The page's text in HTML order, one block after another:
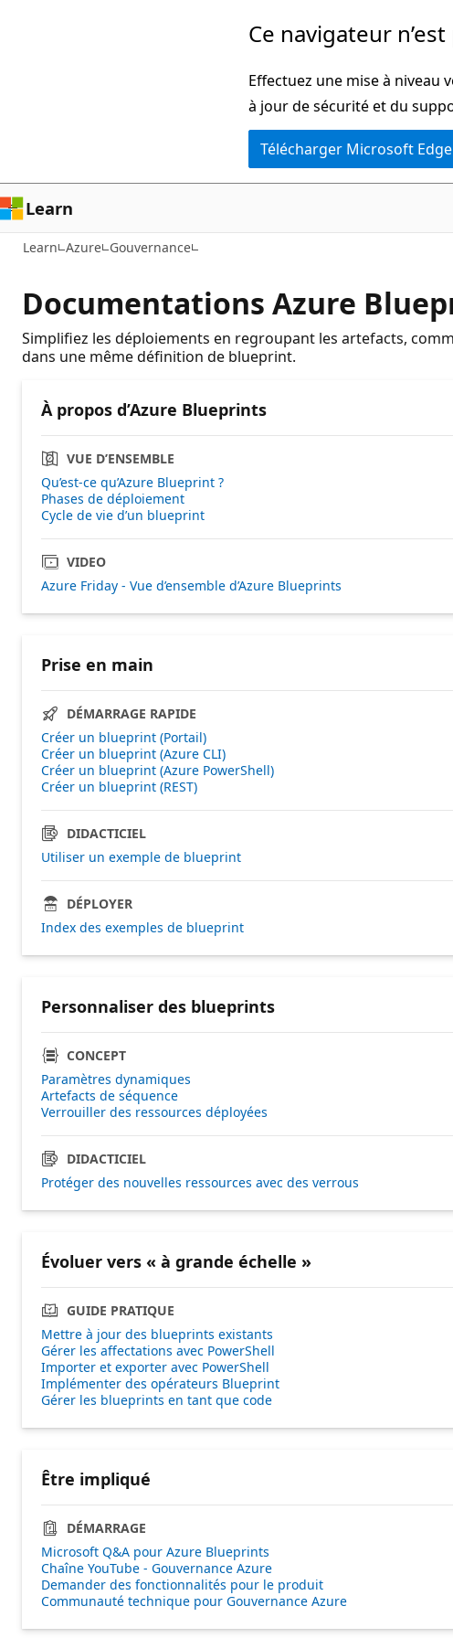
Ce navigateur
Effectuez une mise à
à jour de sécurité et du
Télécharger Microsoft Edge
Learn
Learn Azure Gouvernance
Documentations Azure
Simplifiez les déploiements en regroupant les artefacts,
dans une même définition de blueprint.
À propos d’Azure Blueprints
VUE D’ENSEMBLE
Qu’est-ce qu’Azure Blueprint ?
Phases de déploiement
Cycle de vie d’un blueprint
VIDEO
Azure Friday - Vue d’ensemble d’Azure Blueprints
Prise en main
DÉMARRAGE RAPIDE
Créer un blueprint (Portail)
Créer un blueprint (Azure CLI)
Créer un blueprint (Azure PowerShell)
Créer un blueprint (REST)
DIDACTICIEL
Utiliser un exemple de blueprint
DÉPLOYER
Index des exemples de blueprint
Personnaliser des blueprints
CONCEPT
Paramètres dynamiques
Artefacts de séquence
Verrouiller des ressources déployées
DIDACTICIEL
Protéger des nouvelles ressources avec des verrous
Évoluer vers « à grande échelle »
GUIDE PRATIQUE
Mettre à jour des blueprints existants
Gérer les affectations avec PowerShell
Importer et exporter avec PowerShell
Implémenter des opérateurs Blueprint
Gérer les blueprints en tant que code
Être impliqué
DÉMARRAGE
Microsoft Q&A pour Azure Blueprints
Chaîne YouTube - Gouvernance Azure
Demander des fonctionnalités pour le produit
Communauté technique pour Gouvernance Azure